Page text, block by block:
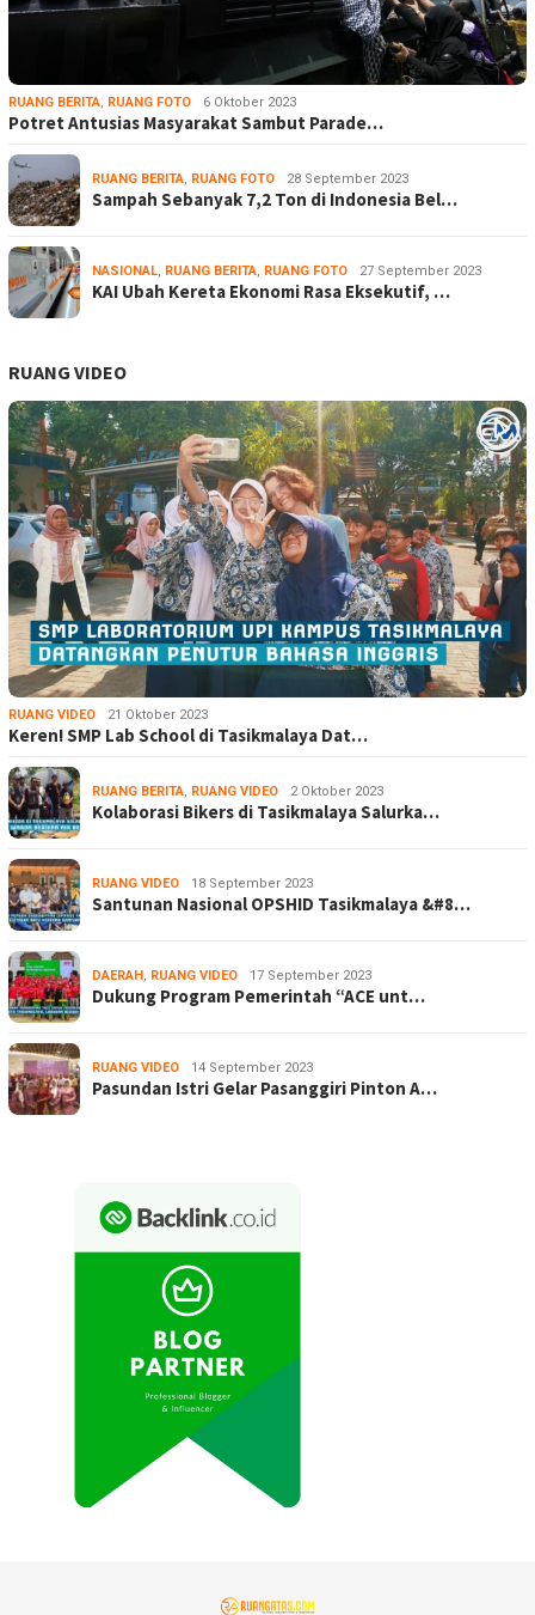
RUANG BERITA, RUANG FOTO 6 Oktober 2023
Potret Antusias Masyarakat Sambut Parade…
RUANG BERITA, RUANG FOTO 28 September 2023
Sampah Sebanyak 7,2 Ton di Indonesia Bel…
NASIONAL, RUANG BERITA, RUANG FOTO 27 September 2023
KAI Ubah Kereta Ekonomi Rasa Eksekutif, …
RUANG VIDEO
RUANG VIDEO 21 Oktober 2023
Keren! SMP Lab School di Tasikmalaya Dat…
RUANG BERITA, RUANG VIDEO 2 Oktober 2023
Kolaborasi Bikers di Tasikmalaya Salurka…
RUANG VIDEO 18 September 2023
Santunan Nasional OPSHID Tasikmalaya &#8…
DAERAH, RUANG VIDEO 17 September 2023
Dukung Program Pemerintah “ACE unt…
RUANG VIDEO 14 September 2023
Pasundan Istri Gelar Pasanggiri Pinton A…